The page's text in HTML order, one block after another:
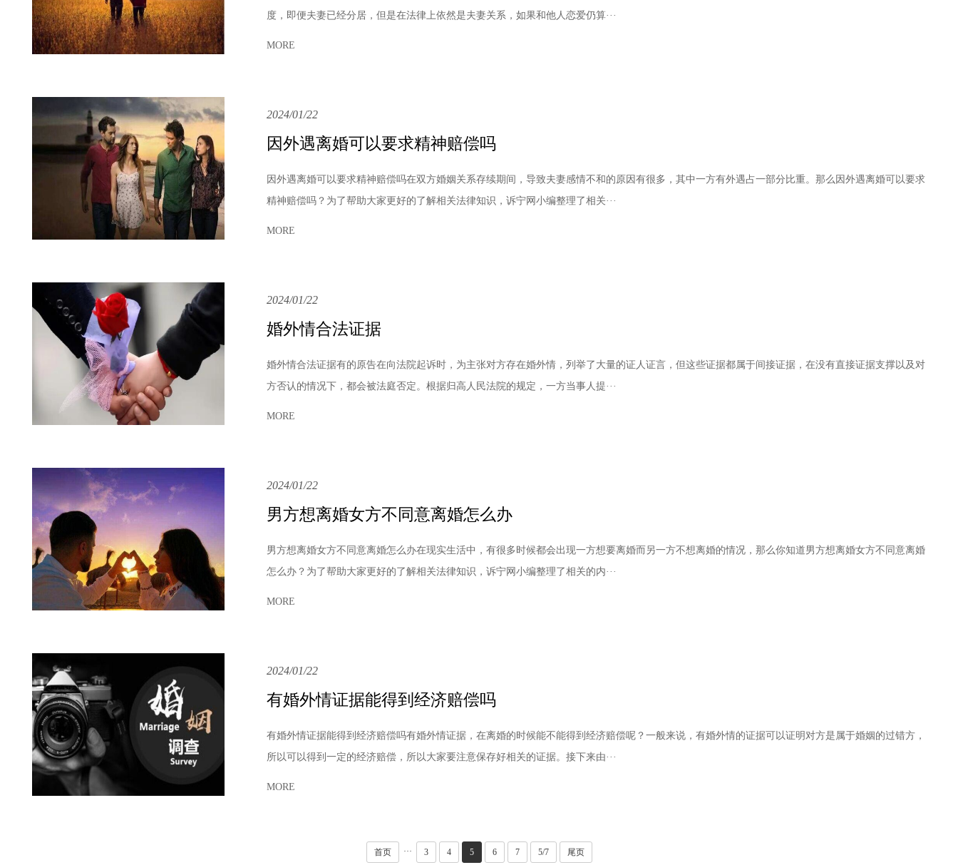
度，即便夫妻已经分居，但是在法律上依然是夫妻关系，如果和他人恋爱仍算···
MORE
2024/01/22
因外遇离婚可以要求精神赔偿吗
因外遇离婚可以要求精神赔偿吗在双方婚姻关系存续期间，导致夫妻感情不和的原因有很多，其中一方有外遇占一部分比重。那么因外遇离婚可以要求
精神赔偿吗？为了帮助大家更好的了解相关法律知识，诉宁网小编整理了相关···
MORE
2024/01/22
婚外情合法证据
婚外情合法证据有的原告在向法院起诉时，为主张对方存在婚外情，列举了大量的证人证言，但这些证据都属于间接证据，在没有直接证据支撑以及对
方否认的情况下，都会被法庭否定。根据归高人民法院的规定，一方当事人提···
MORE
2024/01/22
男方想离婚女方不同意离婚怎么办
男方想离婚女方不同意离婚怎么办在现实生活中，有很多时候都会出现一方想要离婚而另一方不想离婚的情况，那么你知道男方想离婚女方不同意离婚
怎么办？为了帮助大家更好的了解相关法律知识，诉宁网小编整理了相关的内···
MORE
2024/01/22
有婚外情证据能得到经济赔偿吗
有婚外情证据能得到经济赔偿吗有婚外情证据，在离婚的时候能不能得到经济赔偿呢？一般来说，有婚外情的证据可以证明对方是属于婚姻的过错方，
所以可以得到一定的经济赔偿，所以大家要注意保存好相关的证据。接下来由···
MORE
首页 ··· 3 4 5 6 7 5/7 尾页